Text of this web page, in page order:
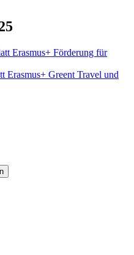
Erasmus+ Förderung für
Erasmus+ Greent Travel und